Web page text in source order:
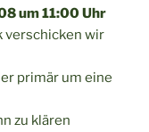
um 11:00 Uhr
verschicken wir
primär um eine
zu klären